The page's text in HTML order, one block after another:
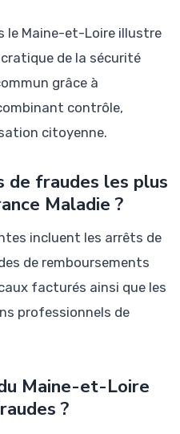
le Maine-et-Loire illustre
de la sécurité
grâce à
contrôle,
citoyenne.
de fraudes les plus
Maladie ?
incluent les arrêts de
de remboursements
facturés ainsi que les
professionnels de
Maine-et-Loire
?